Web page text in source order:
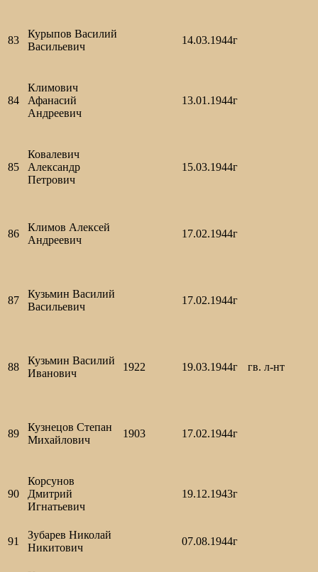
83
Курыпов Василий
Васильевич
14.03.1944г
84
Климович
Афанасий
Андреевич
13.01.1944г
85
Ковалевич
Александр
Петрович
15.03.1944г
86
Климов Алексей
Андреевич
17.02.1944г
87
Кузьмин Василий
Васильевич
17.02.1944г
88
Кузьмин Василий
Иванович
1922 19.03.1944г гв. л-нт
89
Кузнецов Степан
Михайлович
1903 17.02.1944г
90
Корсунов
Дмитрий
Игнатьевич
19.12.1943г
91
Зубарев Николай
Никитович
07.08.1944г